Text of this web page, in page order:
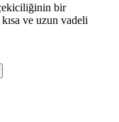
bir
ve uzun vadeli